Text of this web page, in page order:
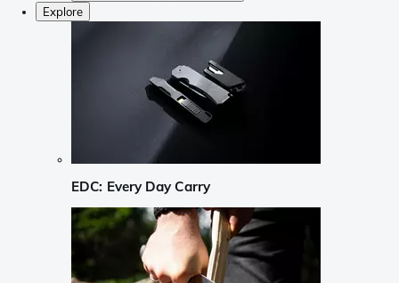
Explore
EDC: Every Day Carry